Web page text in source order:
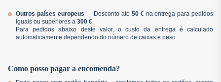
Outros países europeus — Desconto até 50 €na entrega para pedidos
iguais ou superiores a 300 €.
Para pedidos abaixo deste valor, o custo da entrega é calculado
automaticamente dependendo do número de caixas e peso.
Como posso pagar a encomenda?